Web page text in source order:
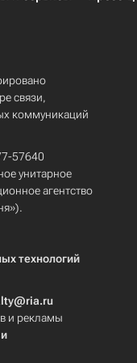
связи,
коммуникаций
57640
унитарное
агентство
технологий
и рекламы